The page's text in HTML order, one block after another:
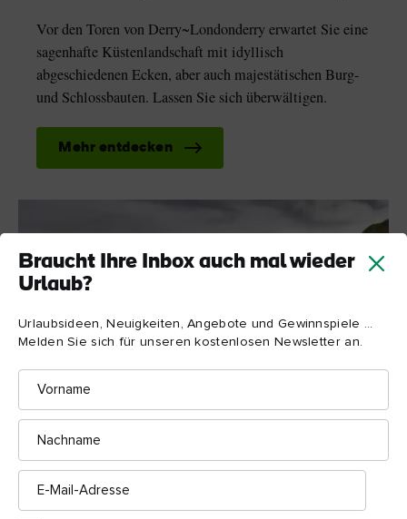
Braucht Ihre Inbox auch mal wieder
Urlaub?
Urlaubsideen, Neuigkeiten, Angebote und Gewinnspiele ...
Melden Sie sich für unseren kostenlosen Newsletter an.
Vorname
Nachname
E-
Mail-
Vor den Toren von Derry~Londonderry erwartet Sie eine
sagenhafte Küstenlandschaft mit idyllisch
abgeschiedenen Ecken, aber auch majestätischen Burg-
und Schlossbauten. Lassen Sie sich überwältigen.
Mehr entdecken
Immer mit der Ruhe